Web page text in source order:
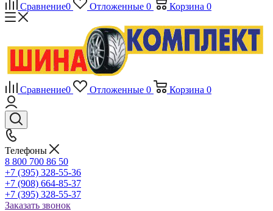
Сравнение0 Отложенные 0 Корзина 0
Сравнение0 Отложенные 0 Корзина 0
Телефоны
8 800 700 86 50
+7 (395) 328-55-36
+7 (908) 664-85-37
+7 (395) 328-55-37
Заказать звонок